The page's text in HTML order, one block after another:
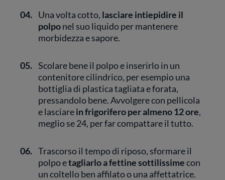
04. Una volta cotto, lasciare intiepidire il
polponel suo liquido per mantenere
morbidezza e sapore.
05. Scolare bene il polpo e inserirlo in un
contenitore cilindrico, per esempio una
bottiglia di plastica tagliata e forata,
pressandolo bene. Avvolgere con pellicola
e lasciarein frigorifero per almeno 12 ore,
meglio se 24, per far compattare il tutto.
06. Trascorso il tempo di riposo, sformare il
polpo etagliarlo a fettine sottilissimecon
un coltello ben affilato o una affettatrice.